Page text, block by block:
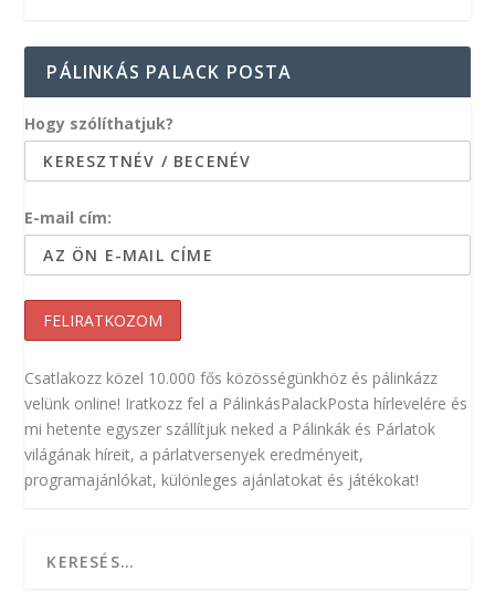
PÁLINKÁS PALACK POSTA
Hogy szólíthatjuk?
E-mail cím:
Csatlakozz közel 10.000 fős közösségünkhöz és pálinkázz
velünk online! Iratkozz fel a PálinkásPalackPosta hírlevelére és
mi hetente egyszer szállítjuk neked a Pálinkák és Párlatok
világának híreit, a párlatversenyek eredményeit,
programajánlókat, különleges ajánlatokat és játékokat!